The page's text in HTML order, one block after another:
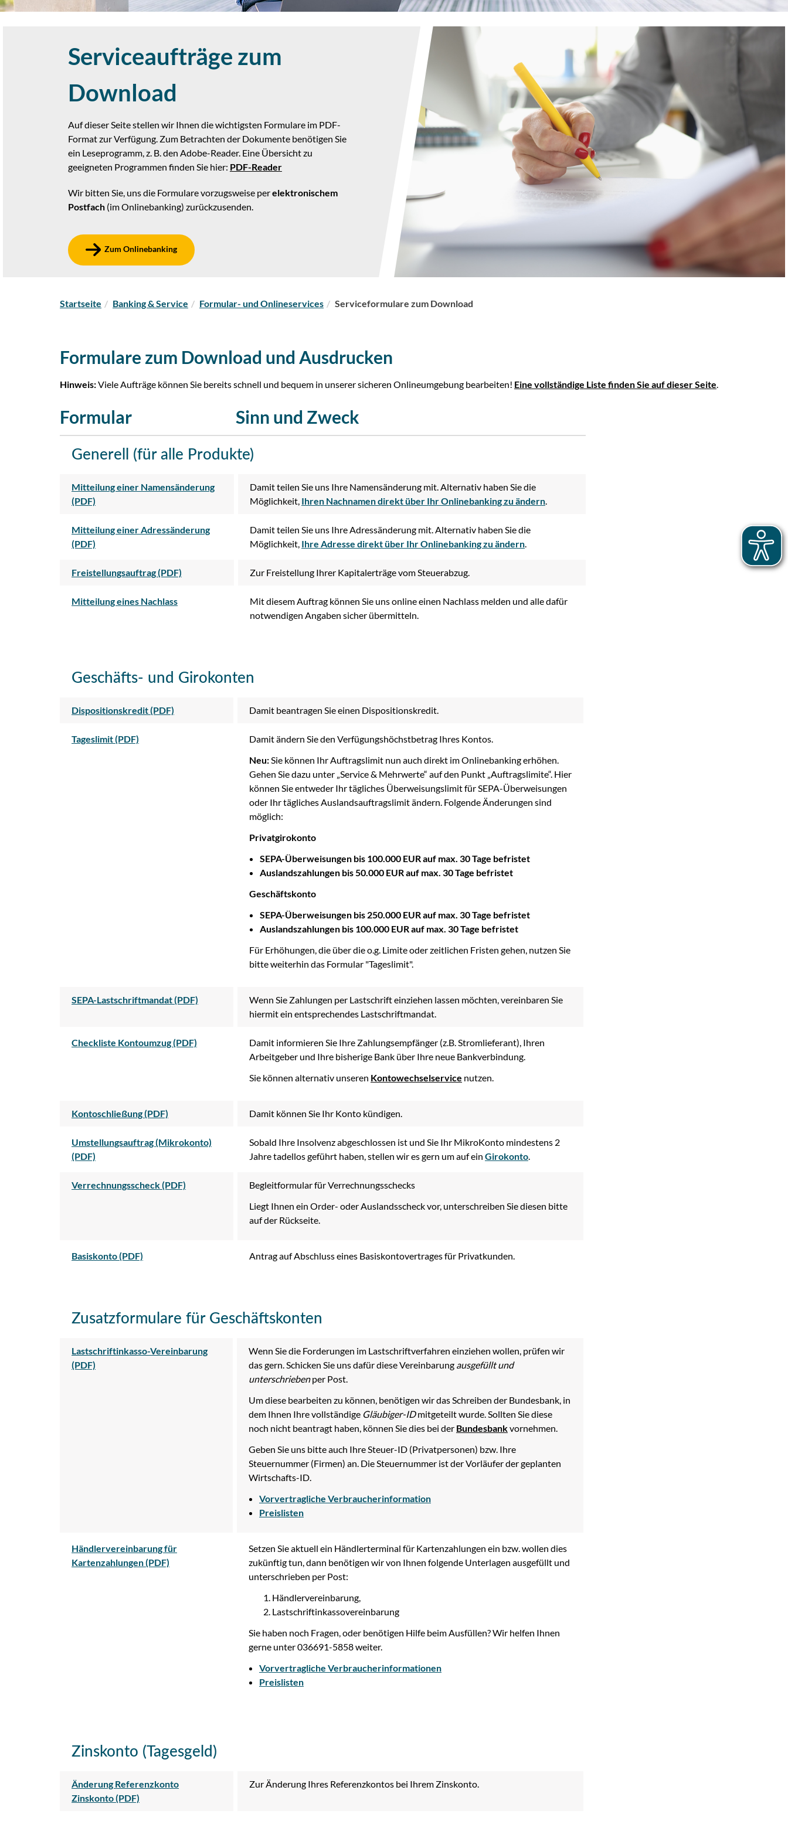
Serviceaufträge zum
Download
Auf dieser Seite stellen wir Ihnen die wichtigsten Formulare im PDF-
Format zur Verfügung. Zum Betrachten der Dokumente benötigen Sie
ein Leseprogramm, z. B. den Adobe-Reader. Eine Übersicht zu
geeigneten Programmen finden Sie hier: PDF-Reader
Wir bitten Sie, uns die Formulare vorzugsweise perelektronischem
Postfach(im Onlinebanking) zurückzusenden.
Zum Onlinebanking
S
i
d
i
e
r
Startseite Banking & Service Formular- und Onlineservices Serviceformulare zum Download
Formulare zum Download und Ausdrucken
Hinweis:Viele Aufträge können Sie bereits schnell und bequem in unserer sicheren Onlineumgebung bearbeiten! Eine vollständige Liste finden Sie auf dieser Seite.
Formular Sinn und Zweck
Generell (für alle Produkte)
Mitteilung einer Namensänderung
(PDF)
Damit teilen Sie uns Ihre Namensänderung mit. Alternativ haben Sie die
Möglichkeit, Ihren Nachnamen direkt über Ihr Onlinebanking zu ändern.
Mitteilung einer Adressänderung
(PDF)
Damit teilen Sie uns Ihre Adressänderung mit. Alternativ haben Sie die
Möglichkeit, Ihre Adresse direkt über Ihr Onlinebanking zu ändern.
Freistellungsauftrag (PDF) Zur Freistellung Ihrer Kapitalerträge vom Steuerabzug.
Mitteilung eines Nachlass
Mit diesem Auftrag können Sie uns online einen Nachlass melden und alle dafür
notwendigen Angaben sicher übermitteln.
Geschäfts- und Girokonten
Dispositionskredit (PDF) Damit beantragen Sie einen Dispositionskredit.
Tageslimit (PDF)
Damit ändern Sie den Verfügungshöchstbetrag Ihres Kontos.
Neu:Sie können Ihr Auftragslimit nun auch direkt im Onlinebanking erhöhen.
Gehen Sie dazu unter „Service & Mehrwerte“ auf den Punkt „Auftragslimite“. Hier
können Sie entweder Ihr tägliches Überweisungslimit für SEPA-Überweisungen
oder Ihr tägliches Auslandsauftragslimit ändern. Folgende Änderungen sind
möglich:
Privatgirokonto
SEPA-Überweisungen bis 100.000 EUR auf max. 30 Tage befristet
Auslandszahlungen bis 50.000 EUR auf max. 30 Tage befristet
Geschäftskonto
SEPA-Überweisungen bis 250.000 EUR auf max. 30 Tage befristet
Auslandszahlungen bis 100.000 EUR auf max. 30 Tage befristet
Für Erhöhungen, die über die o.g. Limite oder zeitlichen Fristen gehen, nutzen Sie
bitte weiterhin das Formular "Tageslimit".
SEPA-Lastschriftmandat (PDF)
Wenn Sie Zahlungen per Lastschrift einziehen lassen möchten, vereinbaren Sie
hiermit ein entsprechendes Lastschriftmandat.
Checkliste Kontoumzug (PDF)
Damit informieren Sie Ihre Zahlungsempfänger (z.B. Stromlieferant), Ihren
Arbeitgeber und Ihre bisherige Bank über Ihre neue Bankverbindung.
Sie können alternativ unseren Kontowechselservice nutzen.
Kontoschließung (PDF) Damit können Sie Ihr Konto kündigen.
Umstellungsauftrag (Mikrokonto)
(PDF)
Sobald Ihre Insolvenz abgeschlossen ist und Sie Ihr MikroKonto mindestens 2
Jahre tadellos geführt haben, stellen wir es gern um auf ein Girokonto.
Verrechnungsscheck (PDF)
Begleitformular für Verrechnungsschecks
Liegt Ihnen ein Order- oder Auslandsscheck vor, unterschreiben Sie diesen bitte
auf der Rückseite.
Basiskonto (PDF) Antrag auf Abschluss eines Basiskontovertrages für Privatkunden.
Zusatzformulare für Geschäftskonten
Lastschriftinkasso-Vereinbarung
(PDF)
Wenn Sie die Forderungen im Lastschriftverfahren einziehen wollen, prüfen wir
das gern. Schicken Sie uns dafür diese Vereinbarung ausgefüllt und
unterschriebenper Post.
Um diese bearbeiten zu können, benötigen wir das Schreiben der Bundesbank, in
dem Ihnen Ihre vollständige Gläubiger-IDmitgeteilt wurde. Sollten Sie diese
noch nicht beantragt haben, können Sie dies bei der Bundesbankvornehmen.
Geben Sie uns bitte auch Ihre Steuer-ID (Privatpersonen) bzw. Ihre
Steuernummer (Firmen) an. Die Steuernummer ist der Vorläufer der geplanten
Wirtschafts-ID.
Vorvertragliche Verbraucherinformation
Preislisten
Händlervereinbarung für
Kartenzahlungen (PDF)
Setzen Sie aktuell ein Händlerterminal für Kartenzahlungen ein bzw. wollen dies
zukünftig tun, dann benötigen wir von Ihnen folgende Unterlagen ausgefüllt und
unterschrieben per Post:
Händlervereinbarung,
Lastschriftinkassovereinbarung
Sie haben noch Fragen, oder benötigen Hilfe beim Ausfüllen? Wir helfen Ihnen
gerne unter 036691-5858 weiter.
Vorvertragliche Verbraucherinformationen
Preislisten
Zinskonto (Tagesgeld)
Änderung Referenzkonto
Zinskonto (PDF)
Zur Änderung Ihres Referenzkontos bei Ihrem Zinskonto.